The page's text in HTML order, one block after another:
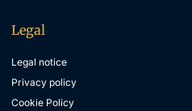
Legal
Legal notice
Privacy policy
Cookie Policy